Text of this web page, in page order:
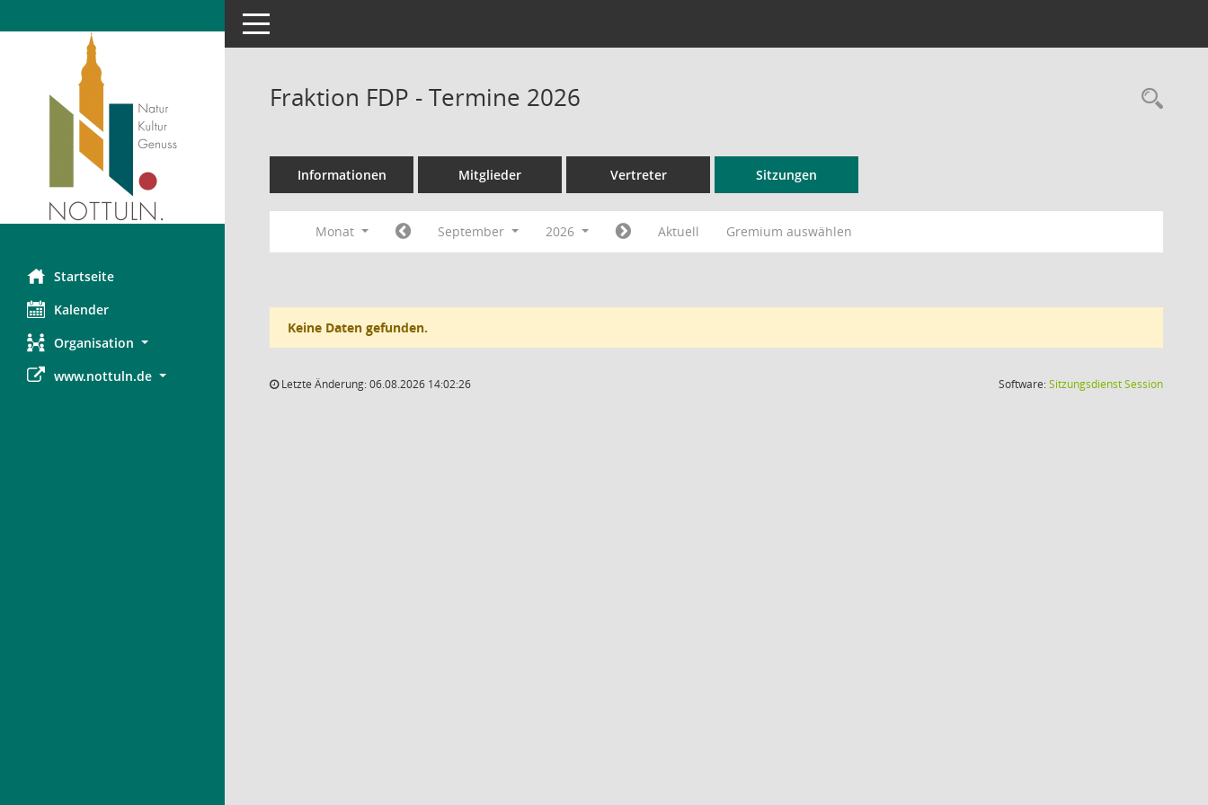
Startseite
Kalender
Organisation
www.nottuln.de
Toggle navigation
Fraktion FDP - Termine 2026
Informationen Mitglieder Vertreter Sitzungen
Monat September 2026 Aktuell Gremium auswählen
Keine Daten gefunden.
Letzte Änderung: 06.08.2026 14:02:26 Software:SitzungsdienstSession(Wird in